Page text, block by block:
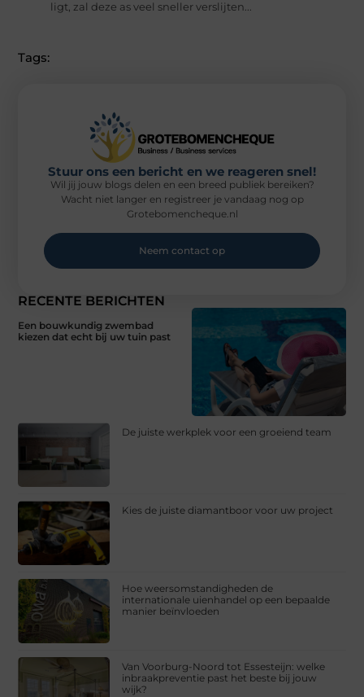
ligt, zal deze as veel sneller verslijten...
Tags:
RECENTE BERICHTEN
Een bouwkundig zwembad
kiezen dat echt bij uw tuin past
De juiste werkplek voor een groeiend team
Kies de juiste diamantboor voor uw project
Hoe weersomstandigheden de
internationale uienhandel op een bepaalde
manier beïnvloeden
Van Voorburg-Noord tot Essesteijn: welke
inbraakpreventie past het beste bij jouw
wijk?
Stuur ons een bericht en we reageren snel!
Wil jij jouw blogs delen en een breed publiek bereiken?
Wacht niet langer en registreer je vandaag nog op
Grotebomencheque.nl
Neem contact op